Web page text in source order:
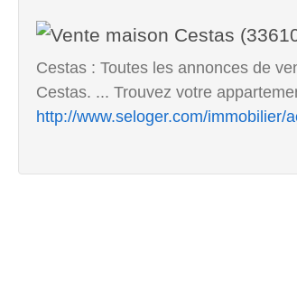
Cestas : Toutes les annonces de
Cestas. ... Trouvez votre
http://www.seloger.com/immobilier/